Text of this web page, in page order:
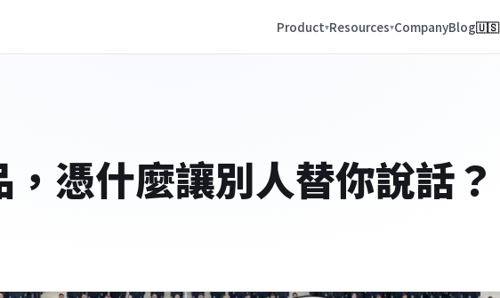
Product Resources CompanyBlog🇺🇸
憑什麼讓別人替你說話？